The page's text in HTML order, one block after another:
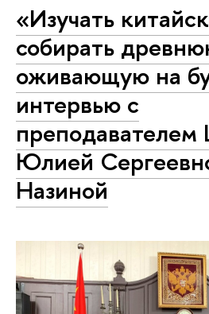
«Изучать
собирать
оживающую на
интервью с
Юлией
Назиной